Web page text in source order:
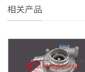
相关产品